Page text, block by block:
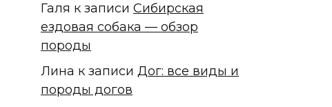
Галя к записи Сибирская
ездовая собака — обзор
породы
Лина к записи Дог: все виды и
породы догов